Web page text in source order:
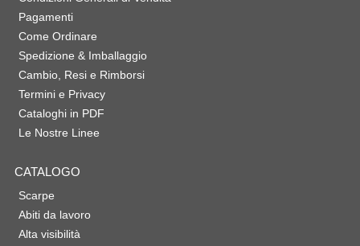
Pagamenti
Come Ordinare
Spedizione & Imballaggio
Cambio, Resi e Rimborsi
Termini e Privacy
Cataloghi in PDF
Le Nostre Linee
CATALOGO
Scarpe
Abiti da lavoro
Alta visibilità